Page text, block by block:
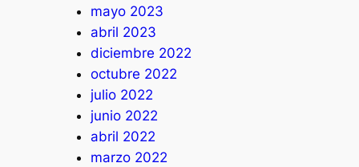
mayo 2023
abril 2023
diciembre 2022
octubre 2022
julio 2022
junio 2022
abril 2022
marzo 2022